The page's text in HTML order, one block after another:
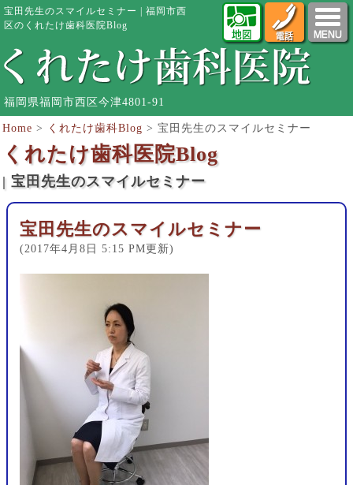
宝田先生のスマイルセミナー | 福岡市西
区のくれたけ歯科医院Blog
福岡県福岡市西区今津4801-91
Home > くれたけ歯科Blog > 宝田先生のスマイルセミナー
くれたけ歯科医院Blog
| 宝田先生のスマイルセミナー
宝田先生のスマイルセミナー
(2017年4月8日 5:15 PM更新)